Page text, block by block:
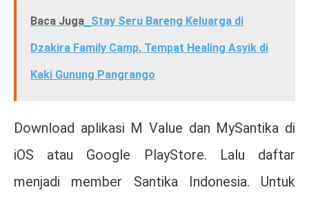
Baca Juga Stay Seru Bareng Keluarga di
Dzakira Family Camp, Tempat Healing Asyik di
Kaki Gunung Pangrango
Download aplikasi M Value dan MySantika di
iOS atau Google PlayStore. Lalu daftar
menjadi member Santika Indonesia. Untuk